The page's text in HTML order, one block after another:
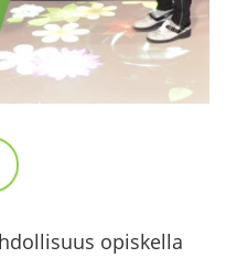
opis­kel­la